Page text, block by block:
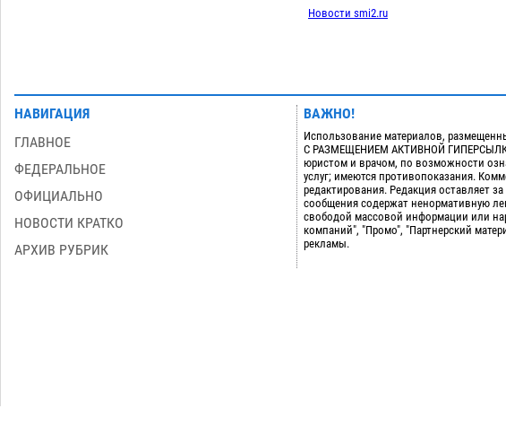
Новости smi2.ru
НАВИГАЦИЯ
ГЛАВНОЕ
ФЕДЕРАЛЬНОЕ
ОФИЦИАЛЬНО
НОВОСТИ КРАТКО
АРХИВ РУБРИК
ВАЖНО!
Использование материалов,
С РАЗМЕЩЕНИЕМ АКТИВНОЙ ГИПЕРСЫЛКИ.
юристом и врачом, по возможности
услуг; имеются противопоказания.
редактирования. Редакция оставляет
сообщения содержат ненормативную
свободой массовой информации или
компаний", "Промо", "Партнерский
рекламы.